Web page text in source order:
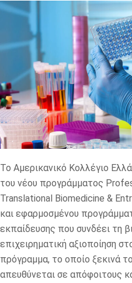
Το Αμερικανικό Κολλέγιο
του νέου προγράμματος
Translational Biomedicine &
και εφαρμοσμένου
εκπαίδευσης που συνδέει τη
επιχειρηματική αξιοποίηση
πρόγραμμα, το οποίο ξεκινά
απευθύνεται σε απόφοιτους